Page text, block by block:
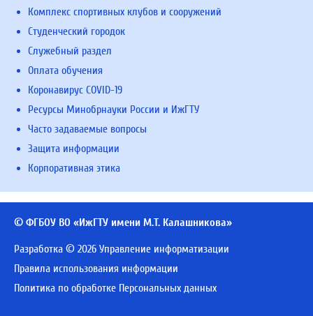
Комплекс спортивных клубов и сооружений
Студенческий городок
Служебный раздел
Оплата обучения
Коронавирус COVID-19
Ресурсы Минобрнауки России и ИжГТУ
Часто задаваемые вопросы
Защита информации
Корпоративная этика
© ФГБОУ ВО «ИжГТУ имени М.Т. Калашникова»
Разработка © 2026 Управление информатизации
Правила использования информации
Политика по обработке Персональных данных